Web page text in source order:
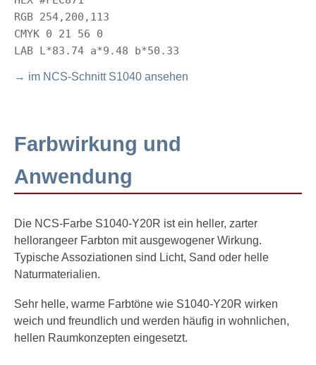
RGB 254,200,113
CMYK 0 21 56 0
LAB L*83.74 a*9.48 b*50.33
→ im NCS-Schnitt S1040 ansehen
Farbwirkung und
Anwendung
Die NCS-Farbe S1040-Y20R ist ein heller, zarter
hellorangeer Farbton mit ausgewogener Wirkung.
Typische Assoziationen sind Licht, Sand oder helle
Naturmaterialien.
Sehr helle, warme Farbtöne wie S1040-Y20R wirken
weich und freundlich und werden häufig in wohnlichen,
hellen Raumkonzepten eingesetzt.